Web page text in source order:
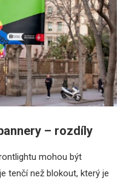
– rozdíly
mohou být
tenčí než blokout, který je